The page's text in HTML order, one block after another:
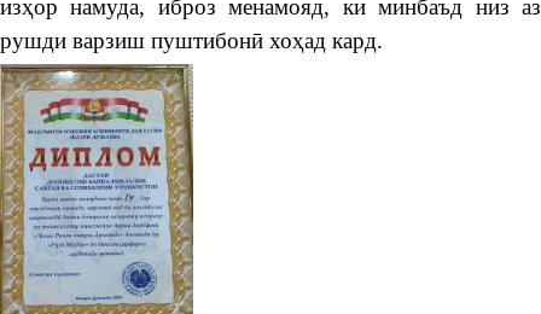
изҳор намуда, иброз менамояд, ки минбаъд низ аз
рушди варзиш пуштибонӣ хоҳад кард.